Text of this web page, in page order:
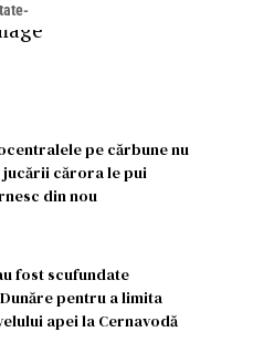
pe cărbune nu
jucării cărora le pui
din nou
fost scufundate
pentru a limita
apei la Cernavodă